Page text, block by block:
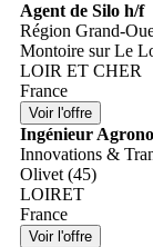
Agent de Silo h/f
Région Grand-
Montoire sur Le
LOIR ET CHER
France
Ingénieur
Innovations &
Olivet (45)
LOIRET
France